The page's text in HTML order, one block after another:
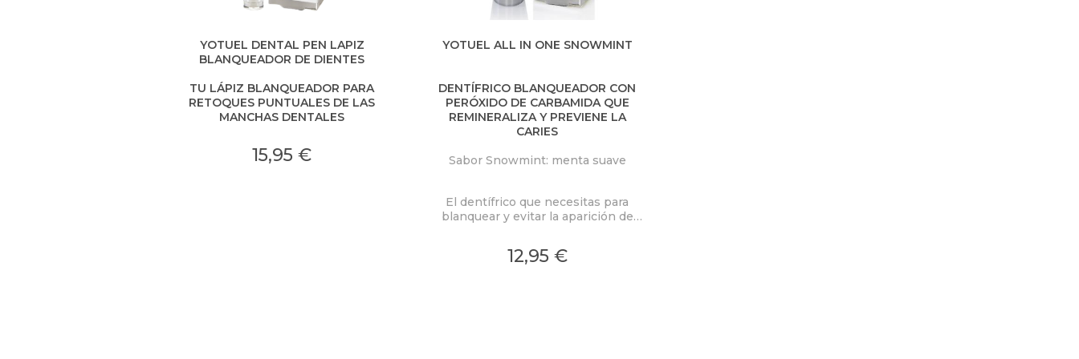
YOTUEL DENTAL PEN LAPIZ
BLANQUEADOR DE DIENTES
TU LÁPIZ BLANQUEADOR PARA
RETOQUES PUNTUALES DE LAS
MANCHAS DENTALES
15,95 €
YOTUEL ALL IN ONE SNOWMINT
DENTÍFRICO BLANQUEADOR CON
PERÓXIDO DE CARBAMIDA QUE
REMINERALIZA Y PREVIENE LA
CARIES
Sabor Snowmint: menta suave
El dentífrico que necesitas para
blanquear y evitar la aparición de
12,95 €